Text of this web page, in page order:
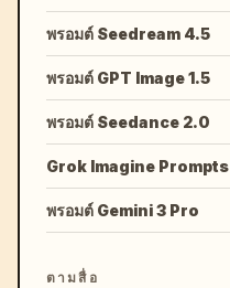
พรอมต์ Seedream 4.5
พรอมต์ GPT Image 1.5
พรอมต์ Seedance 2.0
Grok Imagine Prompts
พรอมต์ Gemini 3 Pro
ตามสื่อ